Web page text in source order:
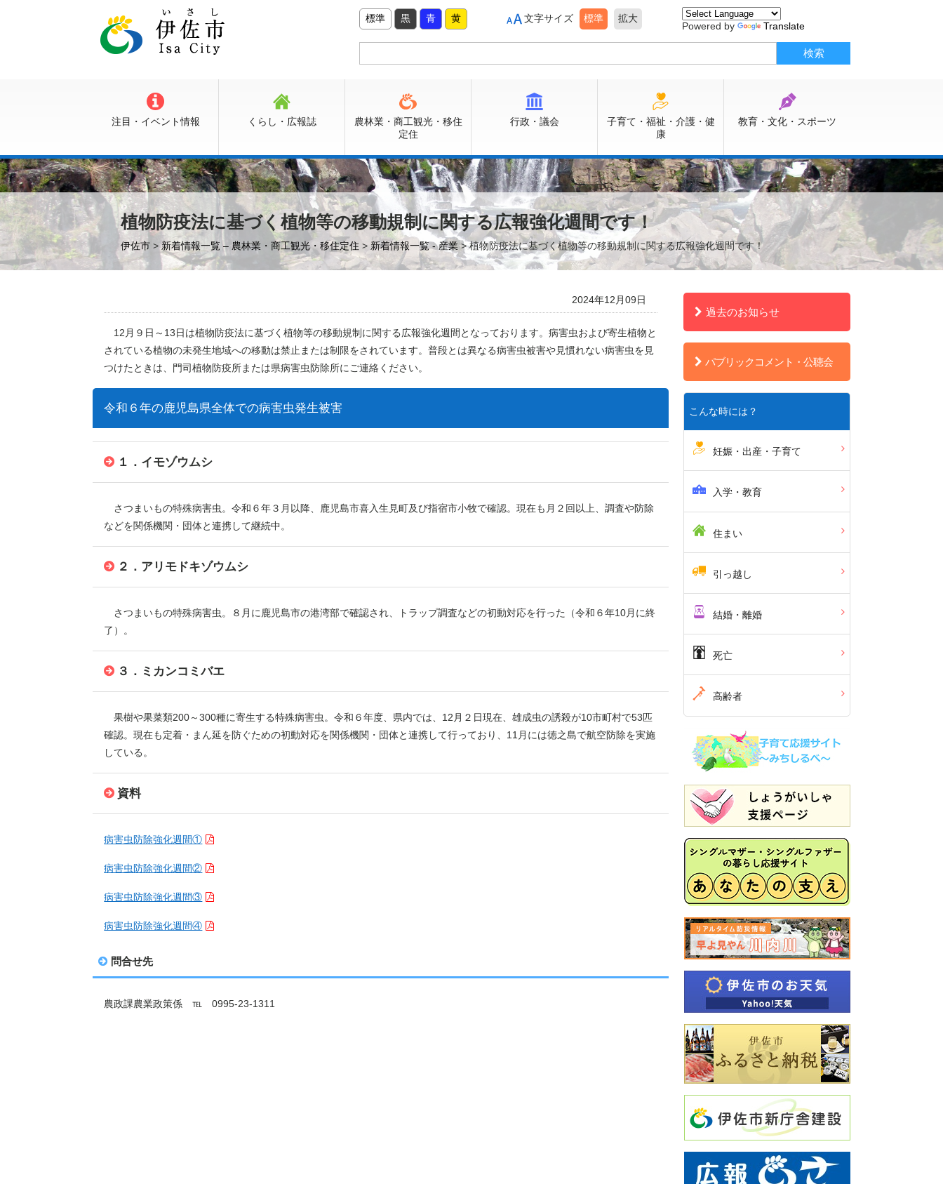
標準 黒 青 黄 文字サイズ 標準 拡大
Powered by Translate
注目・イベント情報 くらし・広報誌
農林業・商工観光・移住
定住
行政・議会
子育て・福祉・介護・健
康
教育・文化・スポーツ
植物防疫法に基づく植物等の移動規制に関する広報強化週間です！
伊佐市 >新着情報一覧 – 農林業・商工観光・移住定住 > 新着情報一覧 - 産業> 植物防疫法に基づく植物等の移動規制に関する広報強化週間です！
2024年12月09日
12月９日～13日は植物防疫法に基づく植物等の移動規制に関する広報強化週間となっております。病害虫および寄生植物と
されている植物の未発生地域への移動は禁止または制限をされています。普段とは異なる病害虫被害や見慣れない病害虫を見
つけたときは、門司植物防疫所または県病害虫防除所にご連絡ください。
令和６年の鹿児島県全体での病害虫発生被害
１．イモゾウムシ
さつまいもの特殊病害虫。令和６年３月以降、鹿児島市喜入生見町及び指宿市小牧で確認。現在も月２回以上、調査や防除
などを関係機関・団体と連携して継続中。
２．アリモドキゾウムシ
さつまいもの特殊病害虫。８月に鹿児島市の港湾部で確認され、トラップ調査などの初動対応を行った（令和６年10月に終
了）。
３．ミカンコミバエ
果樹や果菜類200～300種に寄生する特殊病害虫。令和６年度、県内では、12月２日現在、雄成虫の誘殺が10市町村で53匹
確認。現在も定着・まん延を防ぐための初動対応を関係機関・団体と連携して行っており、11月には徳之島で航空防除を実施
している。
資料
病害虫防除強化週間①
病害虫防除強化週間②
病害虫防除強化週間③
病害虫防除強化週間④
問合せ先
農政課農業政策係 ℡ 0995-23-1311
過去のお知らせ
パブリックコメント・公聴会
こんな時には？
妊娠・出産・子育て
入学・教育
住まい
引っ越し
結婚・離婚
死亡
高齢者